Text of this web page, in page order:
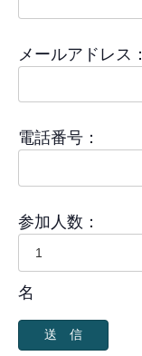
メールアドレス：
電話番号：
参加人数：
名